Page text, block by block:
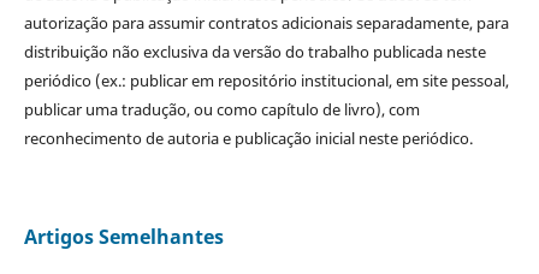
autorização para assumir contratos adicionais separadamente, para
distribuição não exclusiva da versão do trabalho publicada neste
periódico (ex.: publicar em repositório institucional, em site pessoal,
publicar uma tradução, ou como capítulo de livro), com
reconhecimento de autoria e publicação inicial neste periódico.
Artigos Semelhantes